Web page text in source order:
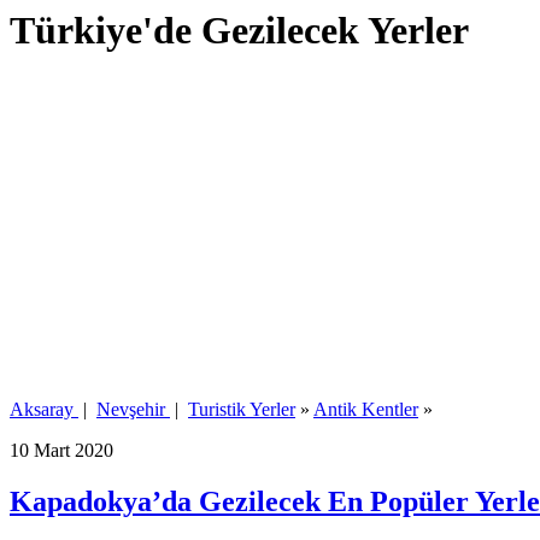
Türkiye'de Gezilecek Yerler
Aksaray | Nevşehir | Turistik Yerler» Antik Kentler»
10 Mart 2020
Kapadokya’da Gezilecek En Popüler